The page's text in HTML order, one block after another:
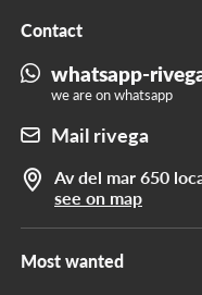
Most wanted
Contact
whatsapp-
we are on whatsapp
Mail rivega
Av del mar 650
see on map